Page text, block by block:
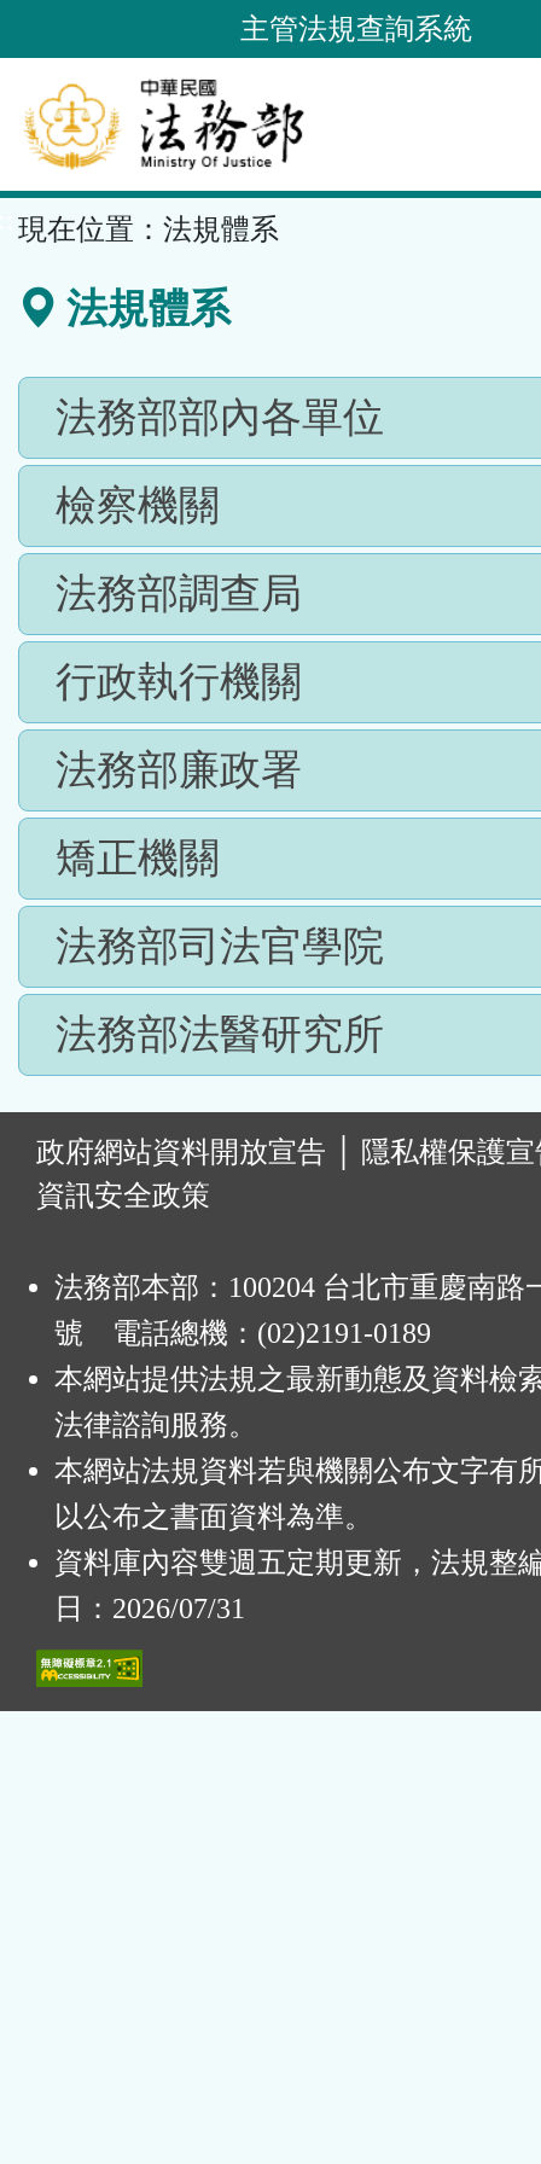
到
要
內
容
區
主管法規查詢系統
現在位置： 法規體系
法規體系
法務部部內各單位
檢察機關
法務部調查局
行政執行機關
法務部廉政署
矯正機關
法務部司法官學院
法務部法醫研究所
政府網站資料開放宣告
隱私權保護
資訊安全政策
法務部本部：100204 台北市重慶南路
號 電話總機：(02)2191-0189
本網站提供法規之最新動態及資料檢
法律諮詢服務。
本網站法規資料若與機關公布文字有
以公布之書面資料為準。
資料庫內容雙週五定期更新，法規整
日：2026/07/31